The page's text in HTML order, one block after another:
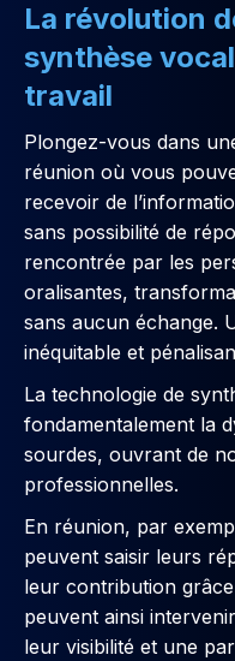
La révolution
synthèse
travail
Plongez-vous dans
réunion où vous
recevoir de
sans possibilité de
rencontrée par les
oralisantes,
sans aucun échange.
inéquitable et
La technologie de
fondamentalement la
sourdes, ouvrant de
professionnelles.
En réunion, par
peuvent saisir leurs
leur contribution
peuvent ainsi
leur visibilité et une